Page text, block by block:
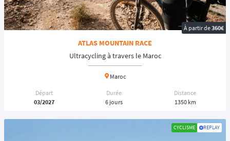
À partir de360€
ATLAS MOUNTAIN RACE
Ultracycling à travers le Maroc
Maroc
Départ
03/2027
Durée
6 jours
Distance
1350 km
CYCLISME REPLAY